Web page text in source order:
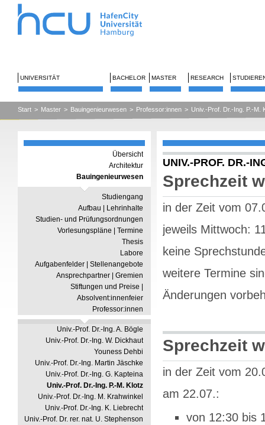
UNIVERSITÄT BACHELOR MASTER RESEARCH
Start > Master > Bauingenieurwesen > Professor:innen > Univ.-Prof. Dr.-Ing. P.-M.
Übersicht
Architektur
Bauingenieurwesen
Studiengang
Aufbau | Lehrinhalte
Studien- und Prüfungsordnungen
Vorlesungspläne | Termine
Thesis
Labore
Aufgabenfelder | Stellenangebote
Ansprechpartner | Gremien
Stiftungen und Preise |
Absolvent:innenfeier
Professor:innen
Univ.-Prof. Dr.-Ing. A. Bögle
Univ.-Prof. Dr.-Ing. W. Dickhaut
Youness Dehbi
Univ.-Prof. Dr.-Ing. Martin Jäschke
Univ.-Prof. Dr.-Ing. G. Kapteina
Univ.-Prof. Dr.-Ing. P.-M. Klotz
Univ.-Prof. Dr.-Ing. M. Krahwinkel
Univ.-Prof. Dr.-Ing. K. Liebrecht
Univ.-Prof. Dr. rer. nat. U. Stephenson
UNIV.-PROF. DR.-
Sprechzeit
in der Zeit vom
jeweils Mittwoch:
keine
weitere Termine
Änderungen
Sprechzeit
in der Zeit vom
am 22.07.:
von 12:30 bis